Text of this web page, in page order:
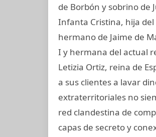
de Borbón y sobrino de
Infanta Cristina, hija del
hermano de Jaime de
I y hermana del actual
Letizia Ortiz, reina de
a sus clientes a lavar
extraterritoriales no
red clandestina de
capas de secreto y